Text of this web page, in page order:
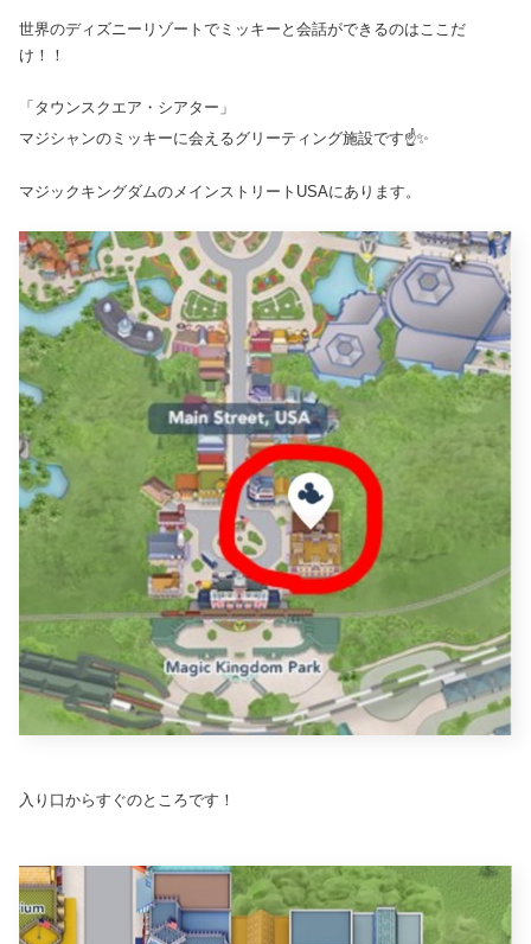
世界のディズニーリゾートでミッキーと会話ができるのはここだ
け！！
「タウンスクエア・シアター」
マジシャンのミッキーに会えるグリーティング施設です☝️✨
マジックキングダムのメインストリートUSAにあります。
入り口からすぐのところです！